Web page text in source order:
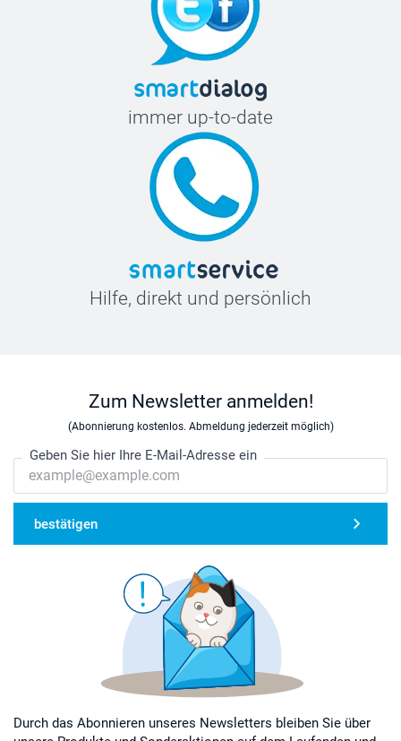
immer up-to-date
Hilfe, direkt und persönlich
Zum Newsletter anmelden!
(Abonnierung kostenlos. Abmeldung jederzeit möglich)
Geben Sie hier Ihre E-Mail-Adresse ein
bestätigen
Durch das Abonnieren unseres Newsletters bleiben Sie über